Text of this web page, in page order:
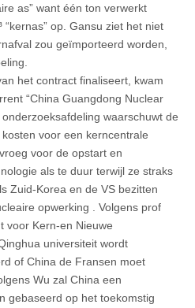
as” want één ton verwerkt
op. Gansu ziet het niet
zou geïmporteerd worden,
het contract finaliseert, kwam
“China Guangdong Nuclear
waarschuwt de
voor een kerncentrale
voor de opstart en
als te duur terwijl ze straks
Zuid-Korea en de VS bezitten
opwerking . Volgens prof
voor Kern-en Nieuwe
universiteit wordt
of China de Fransen moet
Wu zal China een
gebaseerd op het toekomstig